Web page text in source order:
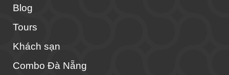
Blog
Tours
Khách sạn
Combo Đà Nẵng